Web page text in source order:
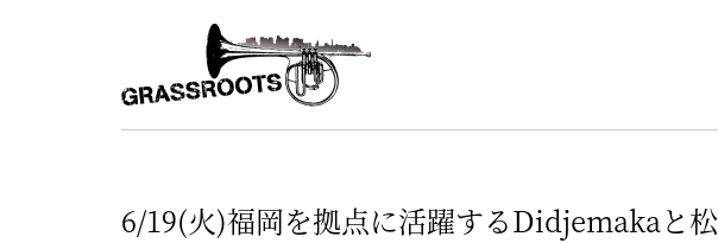
浜
グ
ス
駅
北
口
6/19(火)福岡を拠点に活躍するDidjemakaと